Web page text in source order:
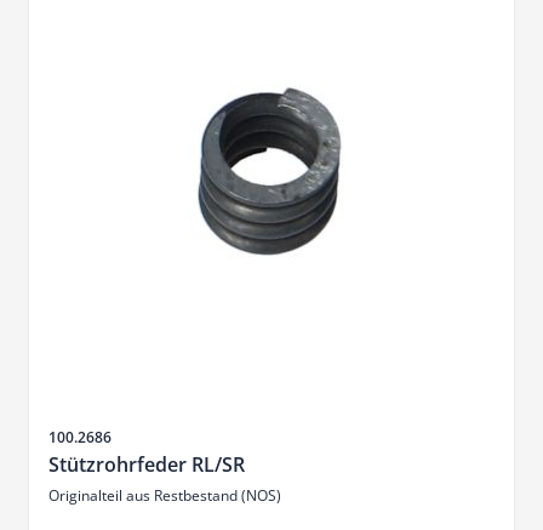
Artikelnr.
100.2686
Stützrohrfeder RL/SR
Originalteil aus Restbestand (NOS)